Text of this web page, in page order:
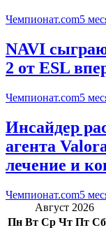
Чемпионат.com5
NAVI
2 от ESL
Чемпионат.com5
Инсайдер
агента
лечение и
Чемпионат.com5
Август 2026
Пн Вт Ср Чт Пт Сб